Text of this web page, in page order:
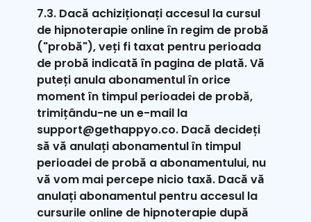
7.3. Dacă achiziționați accesul la cursul
de hipnoterapie online în regim de probă
("probă"), veți fi taxat pentru perioada
de probă indicată în pagina de plată. Vă
puteți anula abonamentul în orice
moment în timpul perioadei de probă,
trimițându-ne un e-mail la
support@gethappyo.co. Dacă decideți
să vă anulați abonamentul în timpul
perioadei de probă a abonamentului, nu
vă vom mai percepe nicio taxă. Dacă vă
anulați abonamentul pentru accesul la
cursurile online de hipnoterapie după